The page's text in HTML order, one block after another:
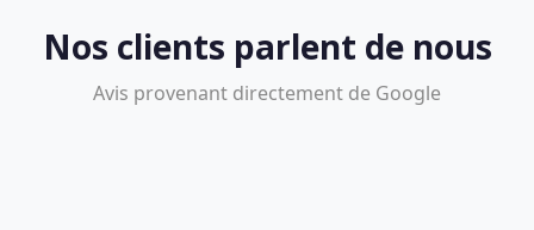
Nos clients parlent de nous
Avis provenant directement de Google